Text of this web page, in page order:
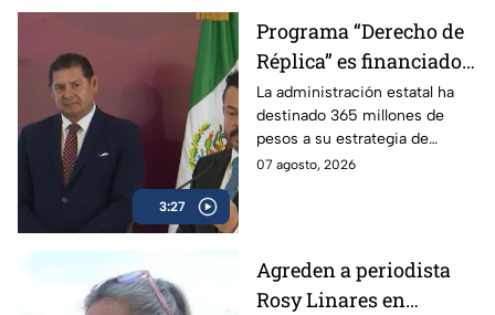
3:27
Programa “Derecho de
Réplica” es financiado
con dinero de los
poblanos, pero se usa
para atacar a la prensa
crítica
La administración estatal ha
destinado 365 millones de
pesos a su estrategia de
comunicación social, lo que
07 agosto, 2026
Agreden a periodista
Rosy Linares en